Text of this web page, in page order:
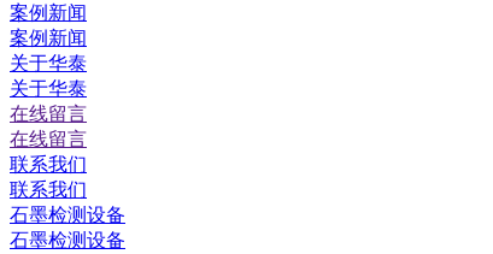
案例新闻
案例新闻
关于华泰
关于华泰
在线留言
在线留言
联系我们
联系我们
石墨检测设备
石墨检测设备